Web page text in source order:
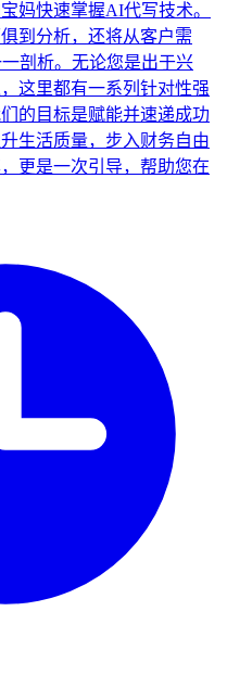
妈快速掌握AI代写技术。
到分析，还将从客户需
剖析。无论您是出于兴
这里都有一系列针对性强
的目标是赋能并速递成功
生活质量，步入财务自由
更是一次引导，帮助您在